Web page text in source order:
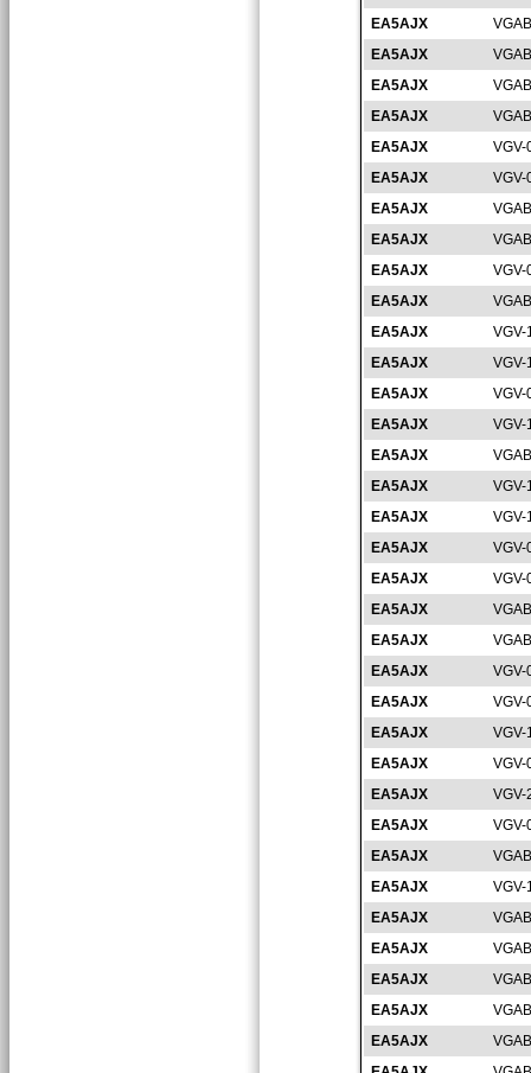
EA5AJX
EA5AJX
EA5AJX
EA5AJX
EA5AJX
VGV-
EA5AJX
VGV-
EA5AJX
EA5AJX
EA5AJX
VGV-
EA5AJX
EA5AJX
VGV-
EA5AJX
VGV-
EA5AJX
VGV-
EA5AJX
VGV-
EA5AJX
EA5AJX
VGV-
EA5AJX
VGV-
EA5AJX
VGV-
EA5AJX
VGV-
EA5AJX
EA5AJX
EA5AJX
VGV-
EA5AJX
VGV-
EA5AJX
VGV-
EA5AJX
VGV-
EA5AJX
VGV-
EA5AJX
VGV-
EA5AJX
EA5AJX
VGV-
EA5AJX
EA5AJX
EA5AJX
EA5AJX
EA5AJX